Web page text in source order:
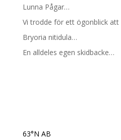
Lunna Pågar…
Vi trodde för ett ögonblick
Bryoria nitidula…
En alldeles egen skidbacke…
63°N AB